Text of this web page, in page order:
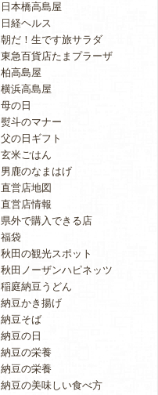
日本橋高島屋
日経ヘルス
朝だ！生です旅サラダ
東急百貨店たまプラーザ
柏高島屋
横浜高島屋
母の日
熨斗のマナー
父の日ギフト
玄米ごはん
男鹿のなまはげ
直営店地図
直営店情報
県外で購入できる店
福袋
秋田の観光スポット
秋田ノーザンハピネッツ
稲庭納豆うどん
納豆かき揚げ
納豆そば
納豆の日
納豆の栄養
納豆の栄養
納豆の美味しい食べ方